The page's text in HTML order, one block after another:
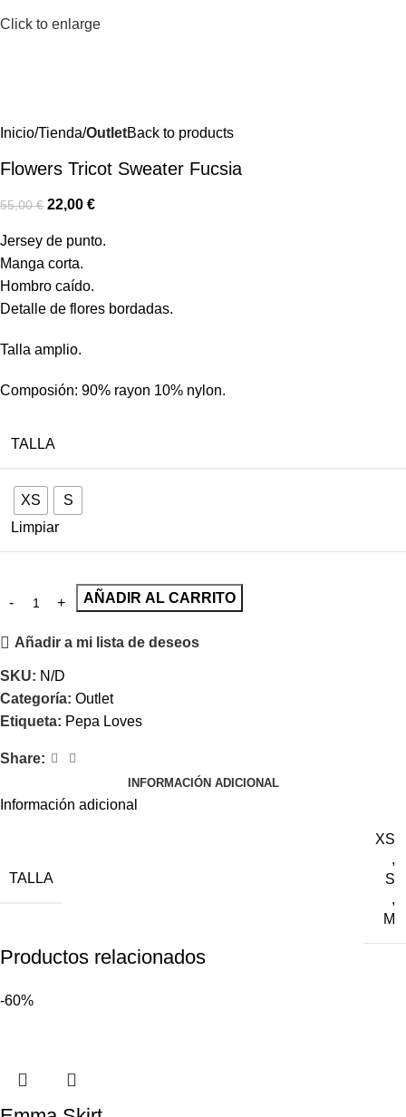
Click to enlarge
Inicio Tienda OutletBack to products
Flowers Tricot Sweater Fucsia
55,00€ 22,00 €
Jersey de punto.
Manga corta.
Hombro caído.
Detalle de flores bordadas.
Talla amplio.
Composión: 90% rayon 10% nylon.
TALLA
XS
S
Limpiar
AÑADIR AL CARRITO
Añadir a mi lista de deseos
SKU: N/D
Categoría: Outlet
Etiqueta: Pepa Loves
Share:
INFORMACIÓN ADICIONAL
Información adicional
TALLA
XS
,
S
,
M
Productos relacionados
-60%